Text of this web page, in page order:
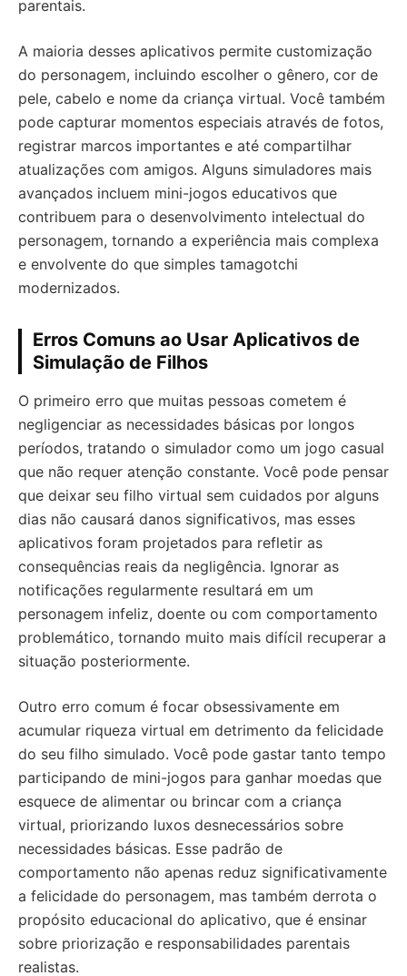
parentais.
A maioria desses aplicativos permite customização
do personagem, incluindo escolher o gênero, cor de
pele, cabelo e nome da criança virtual. Você também
pode capturar momentos especiais através de fotos,
registrar marcos importantes e até compartilhar
atualizações com amigos. Alguns simuladores mais
avançados incluem mini-jogos educativos que
contribuem para o desenvolvimento intelectual do
personagem, tornando a experiência mais complexa
e envolvente do que simples tamagotchi
modernizados.
Erros Comuns ao Usar Aplicativos de
Simulação de Filhos
O primeiro erro que muitas pessoas cometem é
negligenciar as necessidades básicas por longos
períodos, tratando o simulador como um jogo casual
que não requer atenção constante. Você pode pensar
que deixar seu filho virtual sem cuidados por alguns
dias não causará danos significativos, mas esses
aplicativos foram projetados para refletir as
consequências reais da negligência. Ignorar as
notificações regularmente resultará em um
personagem infeliz, doente ou com comportamento
problemático, tornando muito mais difícil recuperar a
situação posteriormente.
Outro erro comum é focar obsessivamente em
acumular riqueza virtual em detrimento da felicidade
do seu filho simulado. Você pode gastar tanto tempo
participando de mini-jogos para ganhar moedas que
esquece de alimentar ou brincar com a criança
virtual, priorizando luxos desnecessários sobre
necessidades básicas. Esse padrão de
comportamento não apenas reduz significativamente
a felicidade do personagem, mas também derrota o
propósito educacional do aplicativo, que é ensinar
sobre priorização e responsabilidades parentais
realistas.